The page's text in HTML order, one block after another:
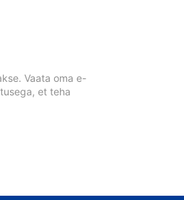
Vaata oma e-
et teha